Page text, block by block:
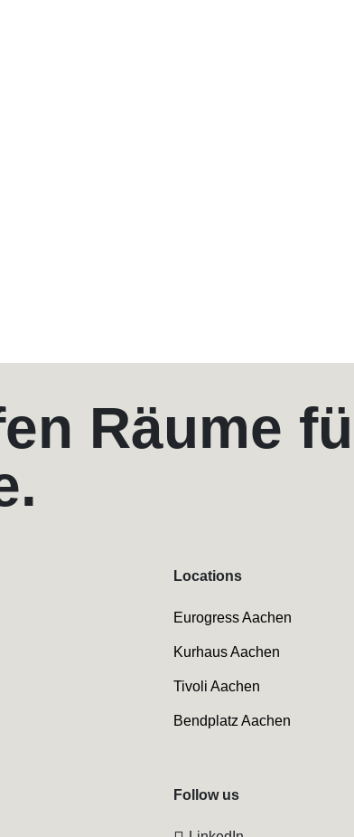
Räume
Locations
Eurogress Aachen
Kurhaus Aachen
Tivoli Aachen
Bendplatz Aachen
Follow us